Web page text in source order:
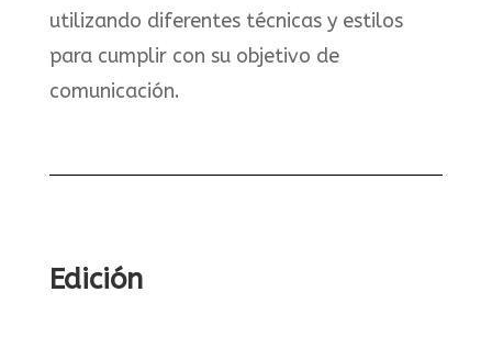
utilizando diferentes técnicas y estilos
para cumplir con su objetivo de
comunicación.
Edición